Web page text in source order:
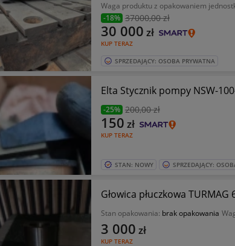
Waga produktu z opakowaniem
-18% 37000,00 zł
KUP TERAZ
30 000 zł
SPRZEDAJĄCY: OSOBA PRYWATNA
Elta Stycznik pompy NSW-
-25% 200,00 zł
KUP TERAZ
150 zł
STAN: NOWY SPRZEDAJĄCY:
Głowica płuczkowa TURMAG
Stan opakowania: brak opakowania
KUP TERAZ
3 000 zł